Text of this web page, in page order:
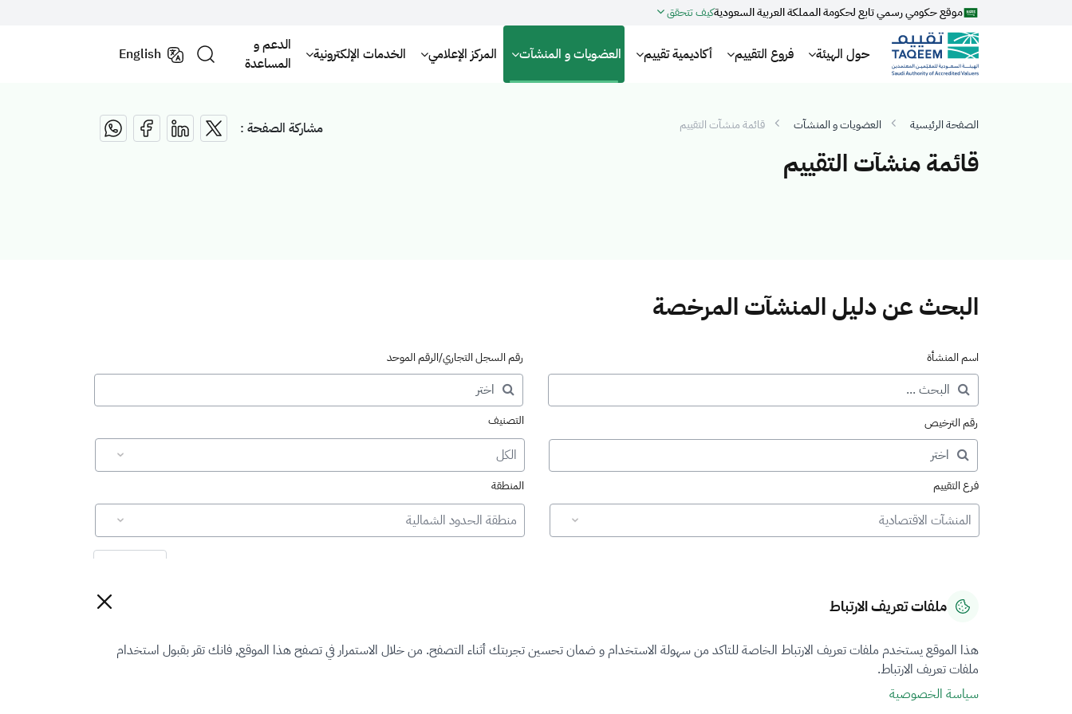
موقع حكومي رسمي تابع لحكومة المملكة العربية السعوديةكيف تتحقق
حول الهيئة فروع التقييم أكاديمية تقييم العضويات و المنشآت المركز الإعلامي الخدمات الإلكترونية
الدعم و
المساعدة
English
الصفحة الرئيسية العضويات و المنشآت قائمة منشآت التقييم مشاركة الصفحة :
قائمة منشآت التقييم
البحث عن دليل المنشآت المرخصة
اسم المنشأة رقم السجل التجاري/الرقم الموحد
رقم الترخيص التصنيف
الكل
فرع التقييم
المنشآت الاقتصادية
المنطقة
منطقة الحدود الشمالية
ملفات تعريف الارتباط
هذا الموقع يستخدم ملفات تعريف الارتباط الخاصة للتاكد من سهولة الاستخدام و ضمان تحسين تجربتك أثناء التصفح. من خلال الاستمرار في تصفح هذا الموقع, فانك تقر بقبول استخدام
ملفات تعريف الارتباط.
سياسة الخصوصية